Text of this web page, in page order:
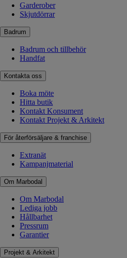
Garderober
Skjutdörrar
Badrum
Badrum och tillbehör
Handfat
Kontakta oss
Boka möte
Hitta butik
Kontakt Konsument
Kontakt Projekt & Arkitekt
För återförsäljare & franchise
Extranät
Kampanjmaterial
Om Marbodal
Om Marbodal
Lediga jobb
Hållbarhet
Pressrum
Garantier
Projekt & Arkitekt